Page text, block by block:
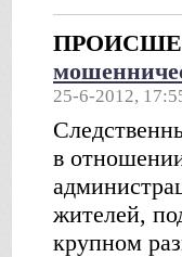
25-6-2012,
в
жителей,
крупном